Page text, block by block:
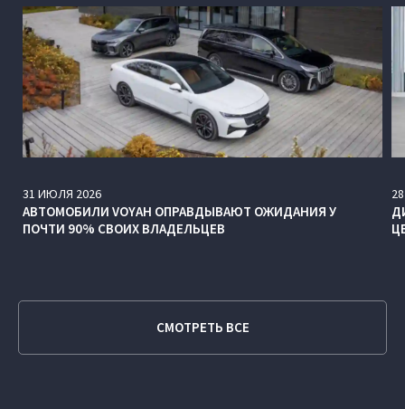
31 ИЮЛЯ 2026
АВТОМОБИЛИ VOYAH ОПРАВДЫВАЮТ ОЖИДАНИЯ У
ПОЧТИ 90% СВОИХ ВЛАДЕЛЬЦЕВ
28
СМОТРЕТЬ ВСЕ